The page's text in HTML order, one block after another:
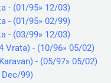
- (01/95» 12/03)
- (01/95» 02/99)
- (03/99» 12/03)
Vrata) - (10/96» 05/02)
- (05/97» 05/02)
99)